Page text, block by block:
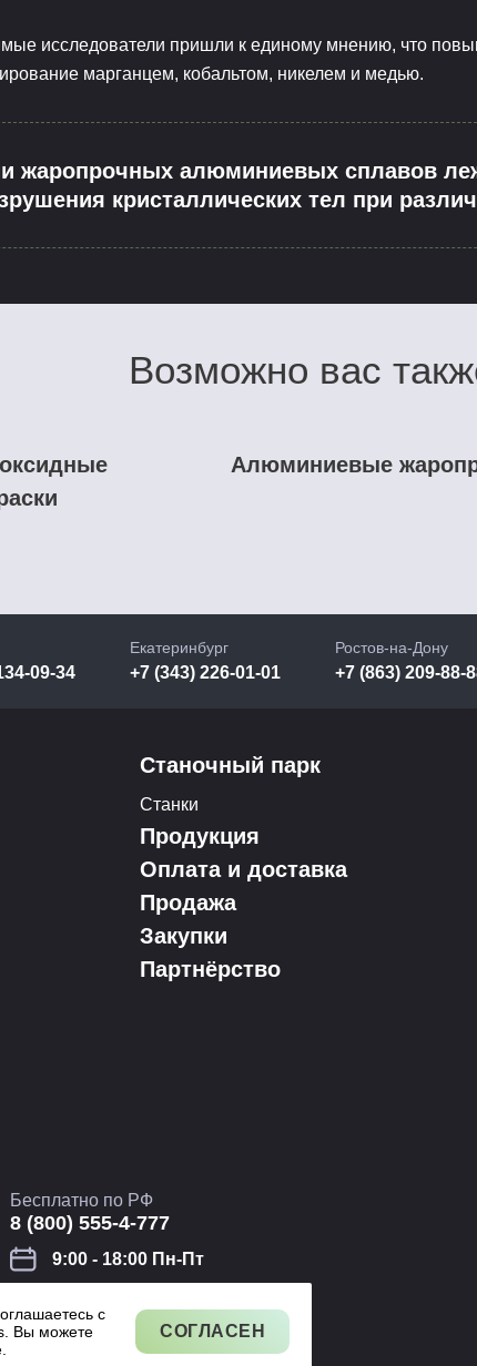
с
Вы можете
СОГЛАСЕН
исследователи пришли к единому мнению, что
марганцем, кобальтом, никелем и медью.
жаропрочных алюминиевых сплавов
кристаллических тел при
Возможно вас
Алюминиевые
09-34
Екатеринбург
+7 (343) 226-01-01
Ростов-на-Дону
+7 (863) 209-88-
Бесплатно по РФ
8 (800) 555-4-777
9:00 - 18:00 Пн-Пт
Карта сайта
Станочный парк
Станки
Продукция
Оплата и доставка
Продажа
Закупки
Партнёрство